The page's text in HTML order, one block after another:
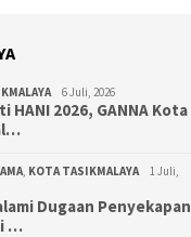
6 Juli, 2026
HANI 2026, GANNA Kota
, KOTA TASIKMALAYA
1 Juli,
Dugaan Penyekapan
…